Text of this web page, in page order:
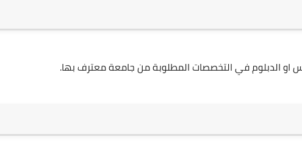
او الدبلوم في التخصصات المطلوبة من جامعة معترف بها.